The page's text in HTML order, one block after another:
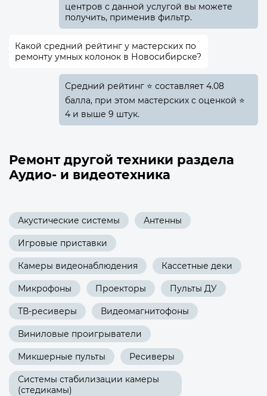
центров с данной услугой вы можете
получить, применив фильтр.
Какой средний рейтинг у мастерских по
ремонту умных колонок в Новосибирске?
Средний рейтинг ⭐ составляет 4.08
балла, при этом мастерских с оценкой ⭐
4 и выше 9 штук.
Ремонт другой техники раздела
Аудио- и видеотехника
Акустические системы Антенны
Игровые приставки
Камеры видеонаблюдения Кассетные деки
Микрофоны Проекторы Пульты ДУ
ТВ-ресиверы Видеомагнитофоны
Виниловые проигрыватели
Микшерные пульты Ресиверы
Системы стабилизации камеры
(стедикамы)